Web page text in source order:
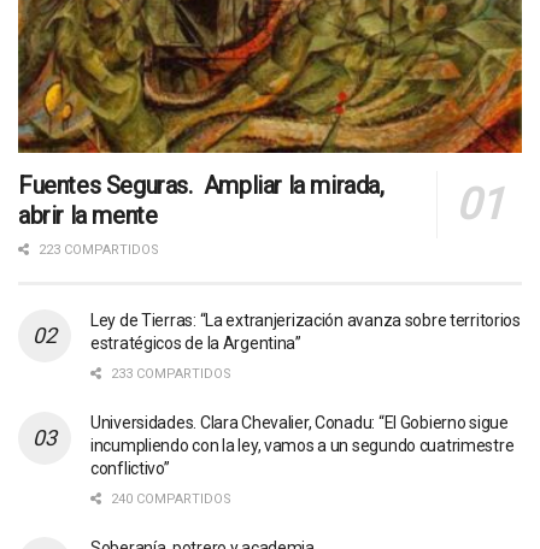
Fuentes Seguras. Ampliar la mirada,
abrir la mente
223 COMPARTIDOS
Ley de Tierras: “La extranjerización avanza sobre territorios
estratégicos de la Argentina”
233 COMPARTIDOS
Universidades. Clara Chevalier, Conadu: “El Gobierno sigue
incumpliendo con la ley, vamos a un segundo cuatrimestre
conflictivo”
240 COMPARTIDOS